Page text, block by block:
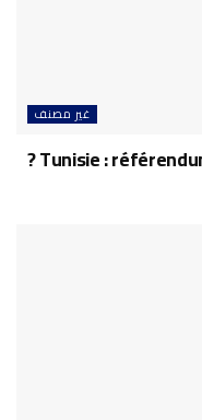
غير مصنف
Tunisie :